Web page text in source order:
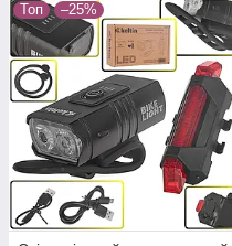
Топ –25%